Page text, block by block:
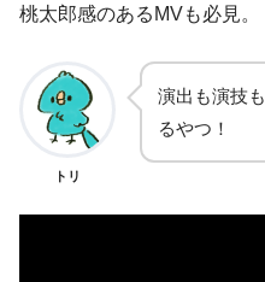
桃太郎感のあるMVも必見。
トリ
演出も演技
るやつ！